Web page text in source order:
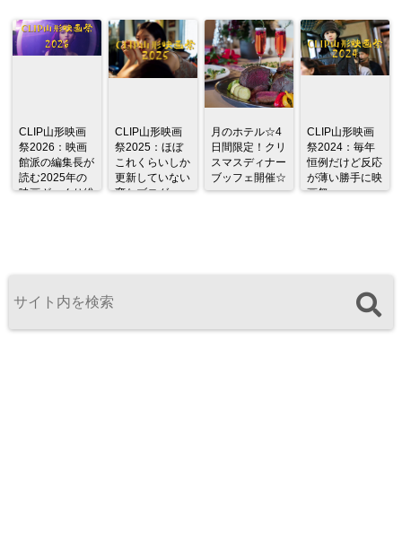
CLIP山形映画
祭2026：映画
館派の編集長が
読む2025年の
映画ざっくり総
CLIP山形映画
祭2025：ほぼ
これくらいしか
更新していない
変なブログ
月のホテル☆4
日間限定！クリ
スマスディナー
ブッフェ開催☆
CLIP山形映画
祭2024：毎年
恒例だけど反応
が薄い勝手に映
画祭